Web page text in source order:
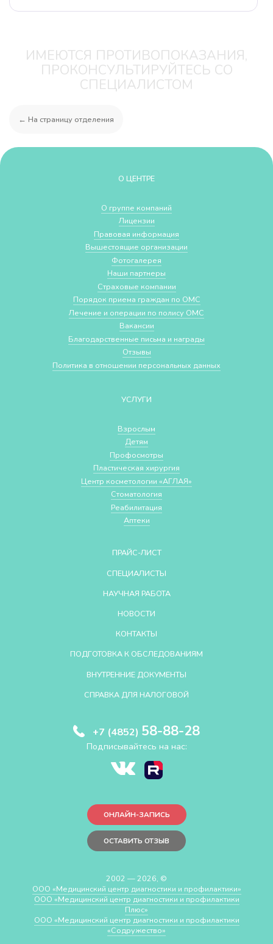
ИМЕЮТСЯ ПРОТИВОПОКАЗАНИЯ,
ПРОКОНСУЛЬТИРУЙТЕСЬ СО
СПЕЦИАЛИСТОМ
← На страницу отделения
О ЦЕНТРЕ
О группе компаний
Лицензии
Правовая информация
Вышестоящие организации
Фотогалерея
Наши партнеры
Страховые компании
Порядок приема граждан по ОМС
Лечение и операции по полису ОМС
Вакансии
Благодарственные письма и награды
Отзывы
Политика в отношении персональных данных
УСЛУГИ
Взрослым
Детям
Профосмотры
Пластическая хирургия
Центр косметологии «АГЛАЯ»
Стоматология
Реабилитация
Аптеки
ПРАЙС-ЛИСТ
СПЕЦИАЛИСТЫ
НАУЧНАЯ РАБОТА
НОВОСТИ
КОНТАКТЫ
ПОДГОТОВКА К ОБСЛЕДОВАНИЯМ
ВНУТРЕННИЕ ДОКУМЕНТЫ
СПРАВКА ДЛЯ НАЛОГОВОЙ
+7 (4852) 58-88-28
Подписывайтесь на нас:
ОНЛАЙН-ЗАПИСЬ
ОСТАВИТЬ ОТЗЫВ
2002 — 2026, ©
ООО «Медицинский центр диагностики и профилактики»
ООО «Медицинский центр диагностики и профилактики
Плюс»
ООО «Медицинский центр диагностики и профилактики
«Cодружество»